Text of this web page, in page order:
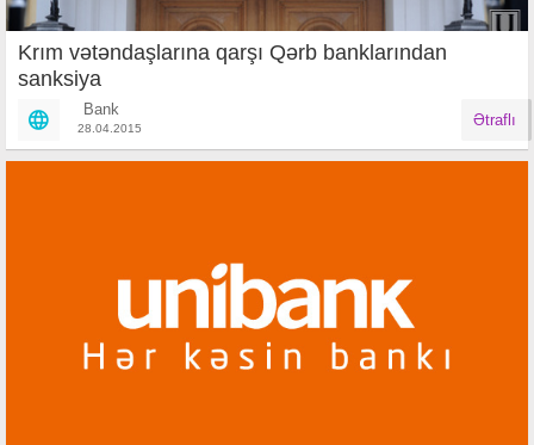
Krım vətəndaşlarına qarşı Qərb banklarından
sanksiya
Bank
28.04.2015 Ətraflı